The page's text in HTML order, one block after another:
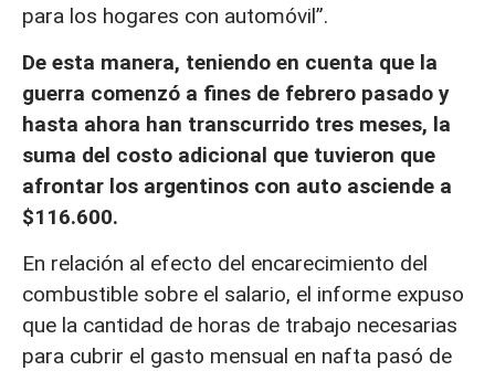
para los hogares con automóvil”.
De esta manera, teniendo en cuenta que la
guerra comenzó a fines de febrero pasado y
hasta ahora han transcurrido tres meses, la
suma del costo adicional que tuvieron que
afrontar los argentinos con auto asciende a
$116.600.
En relación al efecto del encarecimiento del
combustible sobre el salario, el informe expuso
que la cantidad de horas de trabajo necesarias
para cubrir el gasto mensual en nafta pasó de